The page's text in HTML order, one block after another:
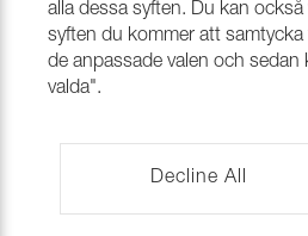
alla dessa syften. Du kan också
syften du kommer att
de anpassade valen och sedan
valda".
Decline All